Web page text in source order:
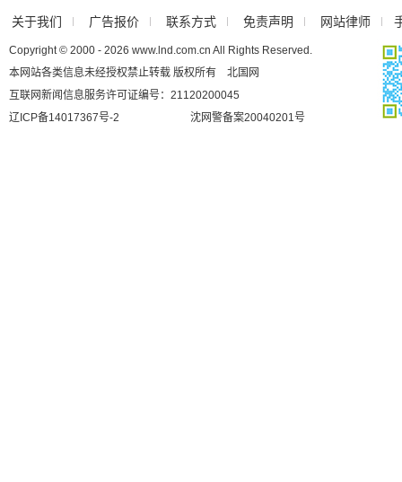
关于我们 广告报价 联系方式 免责声明 网站律师
Copyright © 2000 - 2026 www.lnd.com.cn All Rights Reserved.
本网站各类信息未经授权禁止转载 版权所有 北国网
互联网新闻信息服务许可证编号：21120200045
辽ICP备14017367号-2
沈网警备案20040201号